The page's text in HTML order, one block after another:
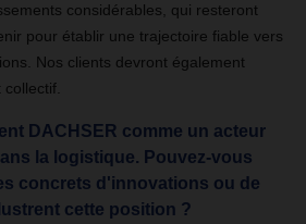
considérables, qui resteront
pour établir une trajectoire fiable vers
Nos clients devront également
DACHSER comme un acteur
la logistique. Pouvez-vous
concrets d'innovations ou de
cette position ?